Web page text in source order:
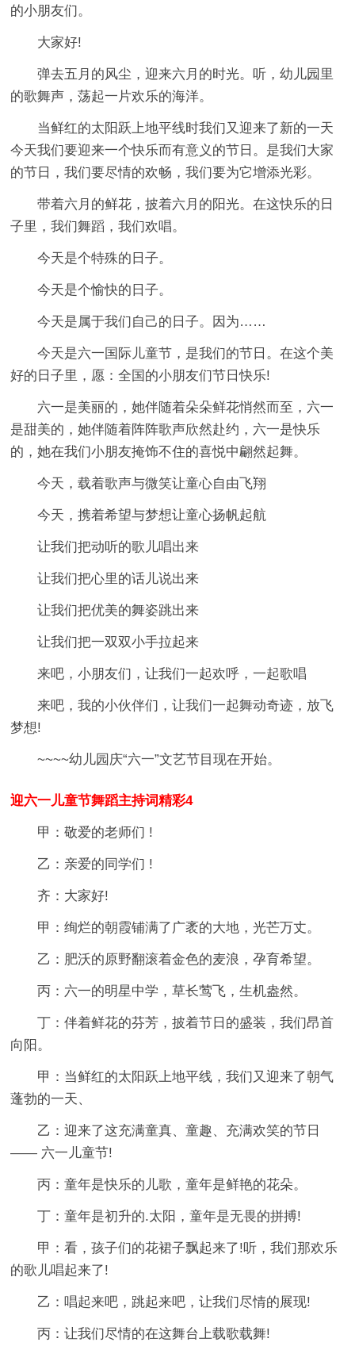
的小朋友们。
大家好!
弹去五月的风尘，迎来六月的时光。听，幼儿园里
的歌舞声，荡起一片欢乐的海洋。
当鲜红的太阳跃上地平线时我们又迎来了新的一天
今天我们要迎来一个快乐而有意义的节日。是我们大家
的节日，我们要尽情的欢畅，我们要为它增添光彩。
带着六月的鲜花，披着六月的阳光。在这快乐的日
子里，我们舞蹈，我们欢唱。
今天是个特殊的日子。
今天是个愉快的日子。
今天是属于我们自己的日子。因为……
今天是六一国际儿童节，是我们的节日。在这个美
好的日子里，愿：全国的小朋友们节日快乐!
六一是美丽的，她伴随着朵朵鲜花悄然而至，六一
是甜美的，她伴随着阵阵歌声欣然赴约，六一是快乐
的，她在我们小朋友掩饰不住的喜悦中翩然起舞。
今天，载着歌声与微笑让童心自由飞翔
今天，携着希望与梦想让童心扬帆起航
让我们把动听的歌儿唱出来
让我们把心里的话儿说出来
让我们把优美的舞姿跳出来
让我们把一双双小手拉起来
来吧，小朋友们，让我们一起欢呼，一起歌唱
来吧，我的小伙伴们，让我们一起舞动奇迹，放飞
梦想!
~~~~幼儿园庆“六一”文艺节目现在开始。
迎六一儿童节舞蹈主持词精彩4
甲：敬爱的老师们 !
乙：亲爱的同学们 !
齐：大家好!
甲：绚烂的朝霞铺满了广袤的大地，光芒万丈。
乙：肥沃的原野翻滚着金色的麦浪，孕育希望。
丙：六一的明星中学，草长莺飞，生机盎然。
丁：伴着鲜花的芬芳，披着节日的盛装，我们昂首
向阳。
甲：当鲜红的太阳跃上地平线，我们又迎来了朝气
蓬勃的一天、
乙：迎来了这充满童真、童趣、充满欢笑的节日
—— 六一儿童节!
丙：童年是快乐的儿歌，童年是鲜艳的花朵。
丁：童年是初升的.太阳，童年是无畏的拼搏!
甲：看，孩子们的花裙子飘起来了!听，我们那欢乐
的歌儿唱起来了!
乙：唱起来吧，跳起来吧，让我们尽情的展现!
丙：让我们尽情的在这舞台上载歌载舞!